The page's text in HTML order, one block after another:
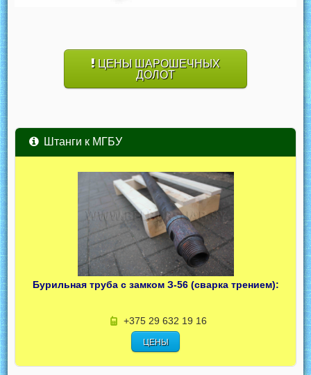
ЦЕНЫ ШАРОШЕЧНЫХ
ДОЛОТ
Штанги к МГБУ
Бурильная труба с замком З-56 (сварка трением):
+375 29 632 19 16
ЦЕНЫ